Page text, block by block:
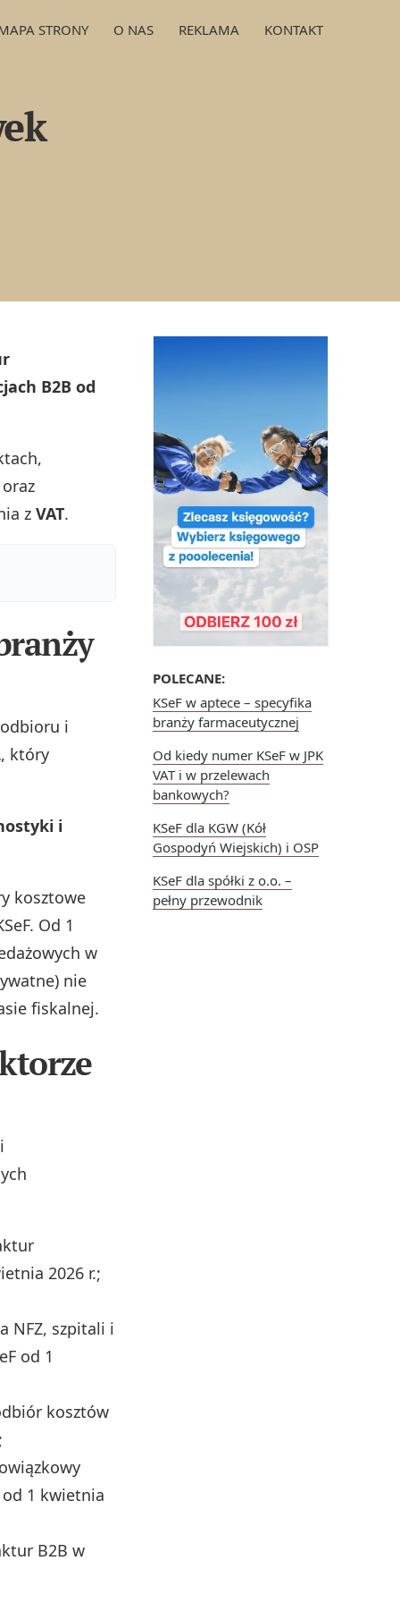
STRONY O NAS REKLAMA KONTAKT
POLECANE:
KSeF w aptece – specyfika
branży farmaceutycznej
Od kiedy numer KSeF w JPK
VAT i w przelewach
bankowych?
KSeF dla KGW (Kół
Gospodyń Wiejskich) i OSP
KSeF dla spółki z o.o. –
pełny przewodnik
B2B od
z VAT.
i
, który
i
kosztowe
Od 1
w
nie
fiskalnej.
2026 r.;
NFZ, szpitali i
od 1
kosztów
1 kwietnia
B2B w